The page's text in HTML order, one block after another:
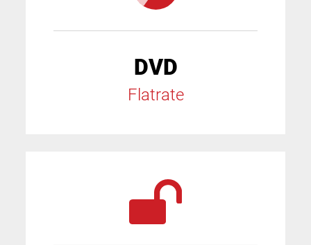
DVD
Flatrate